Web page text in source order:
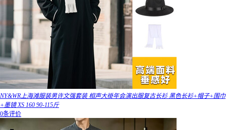
NY&WR上海滩服装男许文强套装 相声大褂年会演出服复古长衫 黑色长衫+帽子+围巾
+墨镜 XS 160 90-115斤
0条评价